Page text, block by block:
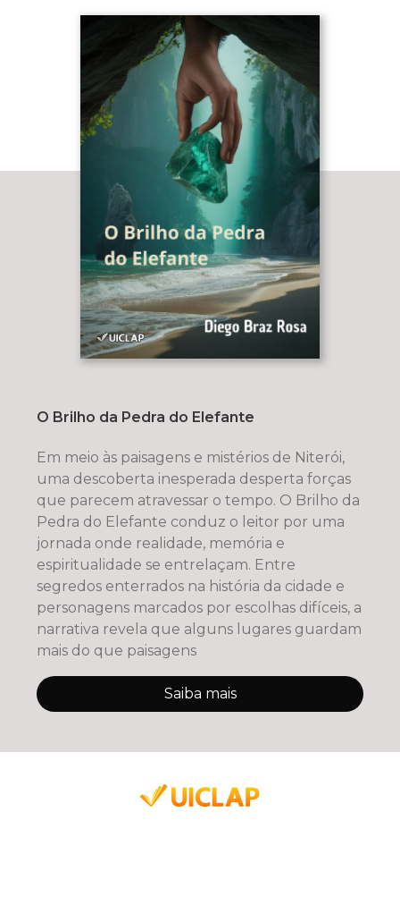
O Brilho da Pedra do Elefante
Em meio às paisagens e mistérios de Niterói,
uma descoberta inesperada desperta forças
que parecem atravessar o tempo. O Brilho da
Pedra do Elefante conduz o leitor por uma
jornada onde realidade, memória e
espiritualidade se entrelaçam. Entre
segredos enterrados na história da cidade e
personagens marcados por escolhas difíceis, a
narrativa revela que alguns lugares guardam
mais do que paisagens
Saiba mais